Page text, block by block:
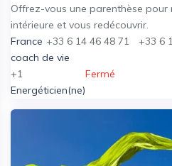
Offrez-vous une parenthèse
intérieure et vous redécouvrir.
France +33 6 14 46 48 71 +33 6
coach de vie
+1
Energéticien(ne)
Fermé